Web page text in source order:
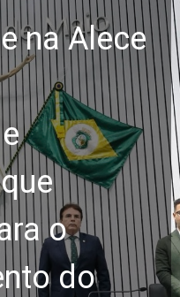
na Alece
o
do